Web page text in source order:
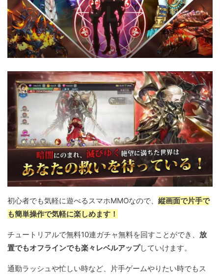
初心者でも気軽に遊べるスマホMMOなので、 縦画面で片手で
も簡単操作で気軽に楽しめます！
チュートリアルで無料10連ガチャ無料を回すことができ、 放
置でもオフラインでも楽々レベルアップしていけます。
通勤ラッシュや忙しい時など、片手ゲームやりたい時でもス